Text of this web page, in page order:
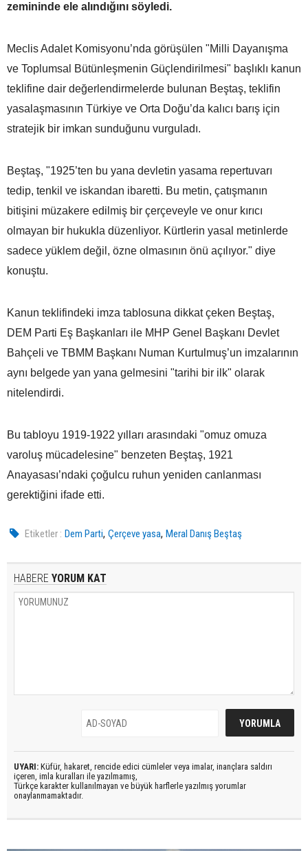
zemininde ele alındığını söyledi.
Meclis Adalet Komisyonu’nda görüşülen "Milli Dayanışma
ve Toplumsal Bütünleşmenin Güçlendirilmesi" başlıklı kanun
teklifine dair değerlendirmelerde bulunan Beştaş, teklifin
yasalaşmasının Türkiye ve Orta Doğu’da kalıcı barış için
stratejik bir imkan sunduğunu vurguladı.
Beştaş, "1925’ten bu yana devletin yasama repertuvarı
tedip, tenkil ve iskandan ibaretti. Bu metin, çatışmanın
bitişini müzakere edilmiş bir çerçeveyle ve onur kırıcı
olmayan bir hukukla düzenliyor. Kürtlerin yasal metinlerde
sadece yüklem değil, özne olmasının önü açılıyor." diye
konuştu.
Kanun teklifindeki imza tablosuna dikkat çeken Beştaş,
DEM Parti Eş Başkanları ile MHP Genel Başkanı Devlet
Bahçeli ve TBMM Başkanı Numan Kurtulmuş’un imzalarının
aynı belgede yan yana gelmesini "tarihi bir ilk" olarak
nitelendirdi.
Bu tabloyu 1919-1922 yılları arasındaki "omuz omuza
varoluş mücadelesine" benzeten Beştaş, 1921
Anayasası’ndaki çoğulcu ruhun yeniden canlanması
gerektiğini ifade etti.
Etiketler : Dem Parti,Çerçeve yasa,Meral Danış Beştaş
HABERE YORUM KAT
UYARI: Küfür, hakaret, rencide edici cümleler veya imalar, inançlara saldırı
içeren, imla kuralları ile yazılmamış,
Türkçe karakter kullanılmayan ve büyük harflerle yazılmış yorumlar
onaylanmamaktadır.